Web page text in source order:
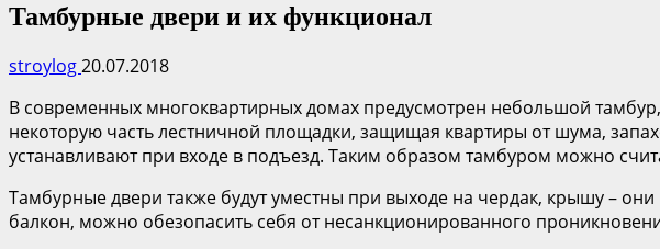
Тамбурные двери и их функционал
stroylog20.07.2018
В современных многоквартирных домах предусмотрен небольшой
некоторую часть лестничной площадки, защищая квартиры от шума,
устанавливают при входе в подъезд. Таким образом тамбуром можно
Тамбурные двери также будут уместны при выходе на чердак, крышу –
балкон, можно обезопасить себя от несанкционированного